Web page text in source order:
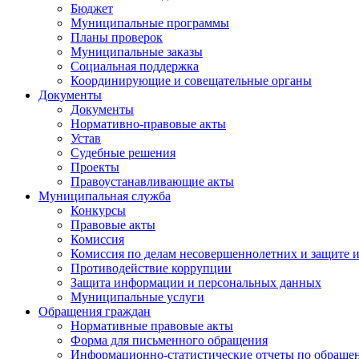
Бюджет
Муниципальные программы
Планы проверок
Муниципальные заказы
Социальная поддержка
Координирующие и совещательные органы
Документы
Документы
Нормативно-правовые акты
Устав
Судебные решения
Проекты
Правоустанавливающие акты
Муниципальная служба
Конкурсы
Правовые акты
Комиссия
Комиссия по делам несовершеннолетних и защите
Противодействие коррупции
Защита информации и персональных данных
Муниципальные услуги
Обращения граждан
Нормативные правовые акты
Форма для письменного обращения
Информационно-статистические отчеты по